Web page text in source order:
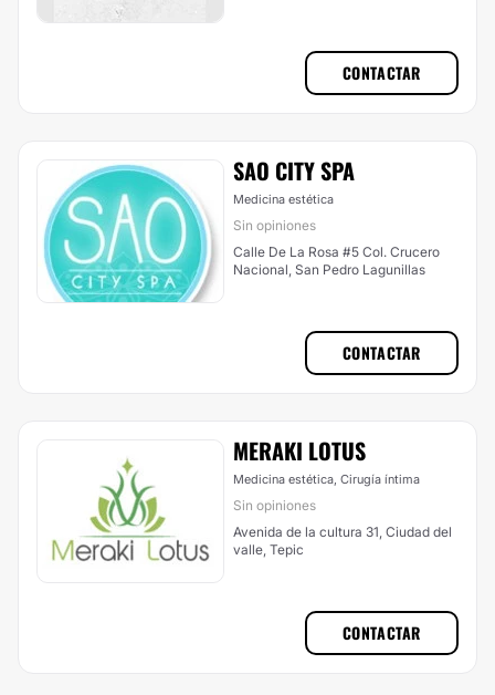
CONTACTAR
SAO CITY SPA
Medicina estética
Sin opiniones
Calle De La Rosa #5 Col. Crucero
Nacional, San Pedro Lagunillas
CONTACTAR
MERAKI LOTUS
Medicina estética, Cirugía íntima
Sin opiniones
Avenida de la cultura 31, Ciudad del
valle, Tepic
CONTACTAR